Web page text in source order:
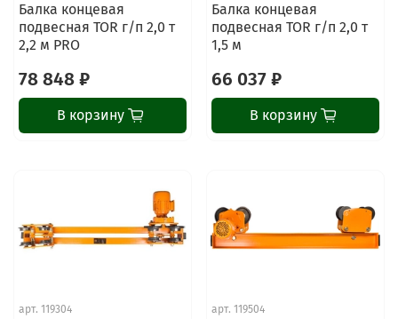
Балка концевая
подвесная TOR г/п 2,0 т
2,2 м PRO
78 848 ₽
В корзину
Балка концевая
подвесная TOR г/п 2,0 т
1,5 м
66 037 ₽
В корзину
арт. 119304 арт. 119504